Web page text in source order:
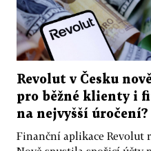
Revolut v Česku
pro běžné klienty i
na nejvyšší úročení?
Finanční aplikace Revolut